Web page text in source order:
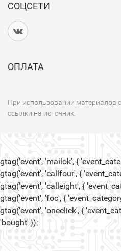
СОЦСЕТИ
ОПЛАТА
При использовании материалов
ссылки на источник.
gtag('event', 'mailok', {
gtag('event', 'callfour', {
gtag('event', 'calleight', {
gtag('event', 'foc', {
gtag('event', 'oneclick', {
'bought' });